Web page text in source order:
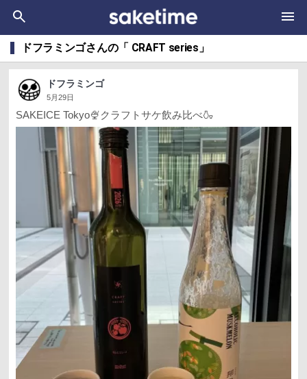
ドフラミンゴさんの「 CRAFT series」
ドフラミンゴ
5月29日
SAKEICE Tokyo🍨クラフトサケ飲み比べ🍶